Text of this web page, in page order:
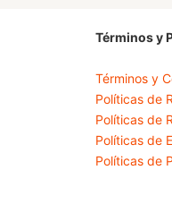
Términos y
Términos y
Políticas de
Políticas de
Políticas de
Políticas de